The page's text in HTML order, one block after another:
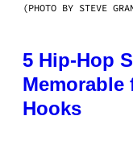
(PHOTO BY STEVE
5 Hip-Hop
Memorable
Hooks